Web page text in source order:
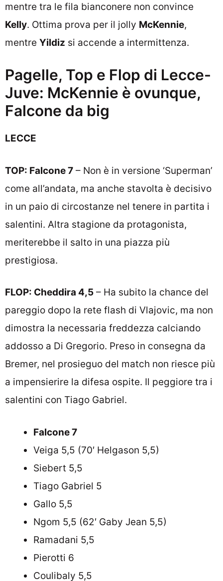
mentre tra le fila bianconere non convince
Kelly. Ottima prova per il jolly McKennie,
mentre Yildiz si accende a intermittenza.
Pagelle, Top e Flop di Lecce-
Juve: McKennie è ovunque,
Falcone da big
LECCE
TOP: Falcone 7 – Non è in versione ‘Superman’
come all’andata, ma anche stavolta è decisivo
in un paio di circostanze nel tenere in partita i
salentini. Altra stagione da protagonista,
meriterebbe il salto in una piazza più
prestigiosa.
FLOP: Cheddira 4,5 – Ha subito la chance del
pareggio dopo la rete flash di Vlajovic, ma non
dimostra la necessaria freddezza calciando
addosso a Di Gregorio. Preso in consegna da
Bremer, nel prosieguo del match non riesce più
a impensierire la difesa ospite. Il peggiore tra i
salentini con Tiago Gabriel.
Falcone 7
Veiga 5,5 (70′ Helgason 5,5)
Siebert 5,5
Tiago Gabriel 5
Gallo 5,5
Ngom 5,5 (62′ Gaby Jean 5,5)
Ramadani 5,5
Pierotti 6
Coulibaly 5,5